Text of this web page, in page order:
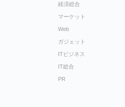
経済総合
マーケット
Web
ガジェット
ITビジネス
IT総合
PR